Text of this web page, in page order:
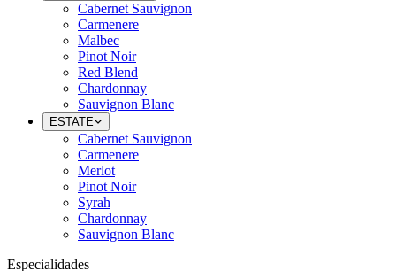
Cabernet Sauvignon
Carmenere
Malbec
Pinot Noir
Red Blend
Chardonnay
Sauvignon Blanc
ESTATE
Cabernet Sauvignon
Carmenere
Merlot
Pinot Noir
Syrah
Chardonnay
Sauvignon Blanc
Especialidades